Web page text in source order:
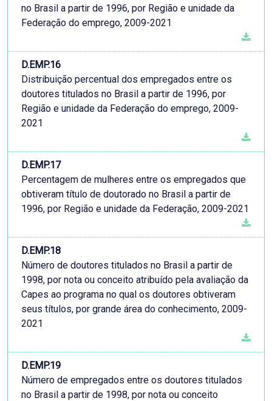
no Brasil a partir de 1996, por Região e unidade da
Federação do emprego, 2009-2021
D.EMP.16
Distribuição percentual dos empregados entre os
doutores titulados no Brasil a partir de 1996, por
Região e unidade da Federação do emprego, 2009-
2021
D.EMP.17
Percentagem de mulheres entre os empregados que
obtiveram título de doutorado no Brasil a partir de
1996, por Região e unidade da Federação, 2009-2021
D.EMP.18
Número de doutores titulados no Brasil a partir de
1998, por nota ou conceito atribuído pela avaliação da
Capes ao programa no qual os doutores obtiveram
seus títulos, por grande área do conhecimento, 2009-
2021
D.EMP.19
Número de empregados entre os doutores titulados
no Brasil a partir de 1998, por nota ou conceito